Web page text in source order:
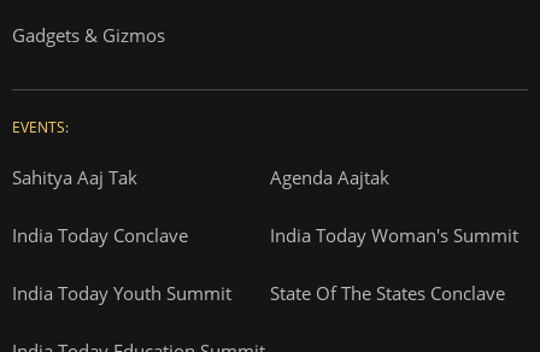
Gadgets & Gizmos
EVENTS:
Sahitya Aaj Tak Agenda Aajtak
India Today Conclave India Today Woman's Summit
India Today Youth Summit State Of The States Conclave